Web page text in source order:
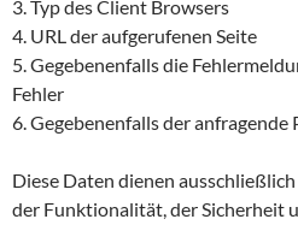
3. Typ des Client Browsers
4. URL der aufgerufenen Seite
5. Gegebenenfalls die
Fehler
6. Gegebenenfalls der anfragende
Diese Daten dienen
der Funktionalität, der Sicherheit